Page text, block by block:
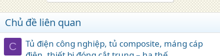
Chủ đề liên quan
C
Tủ điện công nghiệp, tủ composite, máng cáp